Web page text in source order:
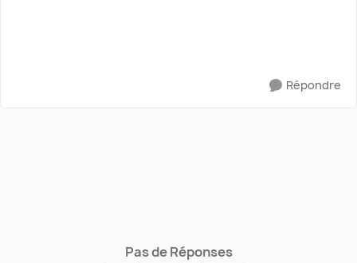
Répondre
Pas de Réponses